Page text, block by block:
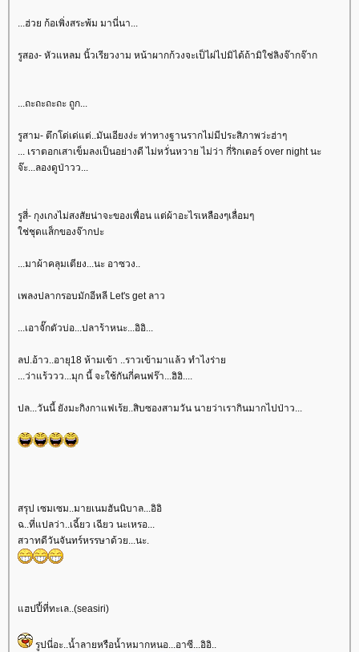
...ฮ่วย ก้อเพิ่งสระพ้ม มานี่นา...
รูสอง- หัวแหลม นิ้วเรียวงาม หน้าผากก้วงจะเป็ไผ่ไปมิได้ถ้ามิใช่ลิงจ๊ากจ๊าก
...ถะถะถะถะ ถูก...
รูสาม- ตึกโด่เด่แต่..มันเอียงง่ะ ท่าทางฐานรากไม่มีประสิภาพว่ะฮ่าๆ
... เราตอกเสาเข็มลงเป็นอย่างดี ไม่หวั่นหวาย ไม่ว่า กี่ริกเตอร์ over night นะ
จ๊ะ...ลองดูป่าวว...
รูสี่- กุงเกงไม่สงสัยน่าจะของเพื่อน แต่ผ้าอะไรเหลืองๆเลื่อมๆ
ใช่ชุดแส็กของจ๊ากปะ
...มาผ้าคลุมเตียง...นะ อาซวง..
เพลงปลากรอบมักอีหลี Let's get ลาว
...เอาจั๊กตัวบ่อ...ปลาร้าหนะ...อิอิ...
ลป.อ้าว..อายุ18 ห้ามเข้า ..ราวเข้ามาแล้ว ทำไงร่าย
...ว่าแร้ววว...มุก นี้ จะใช้กันกี่คนฟร๊า...ฮิฮิ....
ปล...วันนี้ ยังมะกิงกาแฟเร้ย..สิบซองสามวัน นายว่าเรากินมากไปป่าว...
สรุป เซมเซม..มายเนมฮันนิบาล...อิอิ
ฉ..ที่แปลว่า..เฉี้ยว เฉียว นะเหรอ...
สวาทดีวันจันทร์หรรษาด้วย...นะ.
แฮปปี้ที่ทะเล..(seasiri)
รูปนี่อะ..น้ำลายหรือน้ำหมากหนอ...อาซี...อิอิ..